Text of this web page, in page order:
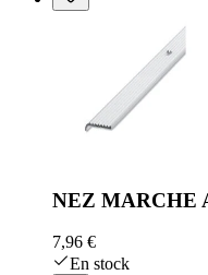
NEZ MARCHE
7,96 €
En stock